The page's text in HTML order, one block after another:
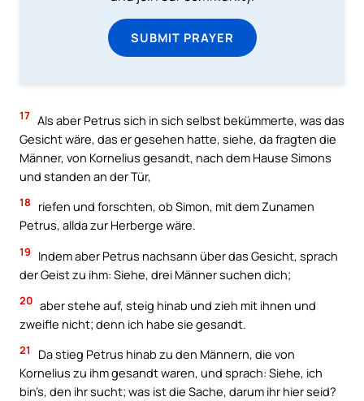
SUBMIT PRAYER
17 Als aber Petrus sich in sich selbst bekümmerte, was das
Gesicht wäre, das er gesehen hatte, siehe, da fragten die
Männer, von Kornelius gesandt, nach dem Hause Simons
und standen an der Tür,
18
riefen und forschten, ob Simon, mit dem Zunamen
Petrus, allda zur Herberge wäre.
19
Indem aber Petrus nachsann über das Gesicht, sprach
der Geist zu ihm: Siehe, drei Männer suchen dich;
20 aber stehe auf, steig hinab und zieh mit ihnen und
zweifle nicht; denn ich habe sie gesandt.
21
Da stieg Petrus hinab zu den Männern, die von
Kornelius zu ihm gesandt waren, und sprach: Siehe, ich
bin’s, den ihr sucht; was ist die Sache, darum ihr hier seid?